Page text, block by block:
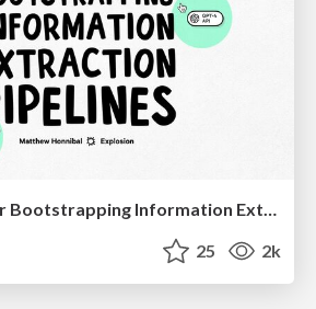
Practical Tips for Bootstrapping Information Extraction Pipelines
25 2k